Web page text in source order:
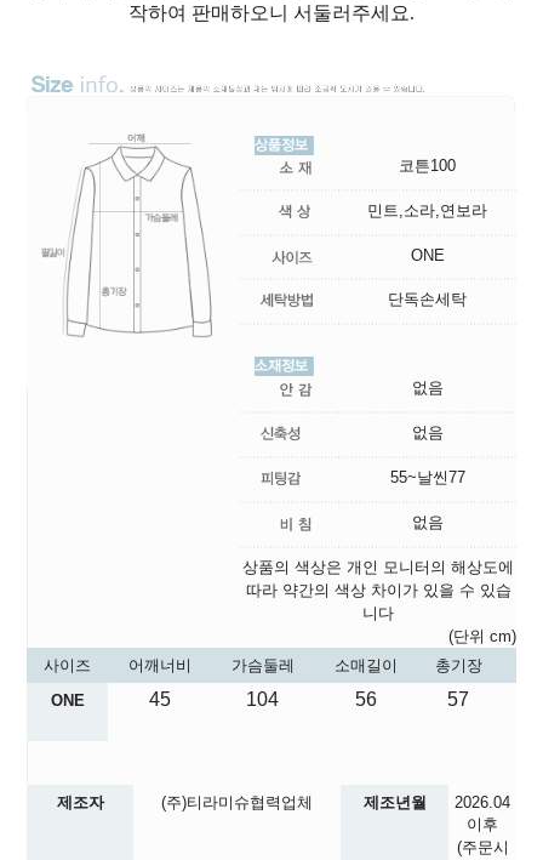
작하여 판매하오니 서둘러주세요.
코튼100
민트,소라,연보라
ONE
단독손세탁
없음
없음
55~날씬77
없음
상품의 색상은 개인 모니터의 해상도에
따라 약간의 색상 차이가 있을 수 있습
니다
(단위 cm)
사이즈
어깨너비 가슴둘레 소매길이
총기장
ONE
45 104 56 57
제조자 (주)티라미슈협력업체 제조년월
2026.04
이후
(주문시